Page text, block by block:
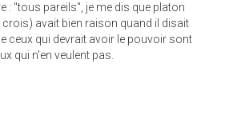
: "tous pareils", je me dis que platon
crois) avait bien raison quand il disait
ceux qui devrait avoir le pouvoir sont
qui n'en veulent pas.